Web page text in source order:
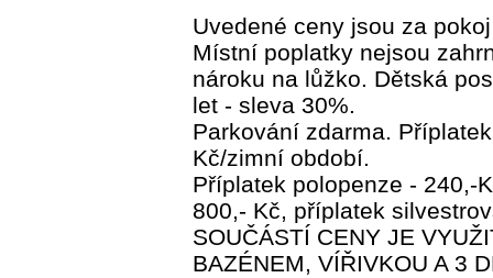
Uvedené ceny jsou za
Místní poplatky nejsou
nároku na lůžko. Dětská
let - sleva 30%.
Parkování zdarma.
Kč/zimní období.
Příplatek polopenze - 240,-
800,- Kč, příplatek
SOUČÁSTÍ CENY JE
BAZÉNEM, VÍŘIVKOU A 3